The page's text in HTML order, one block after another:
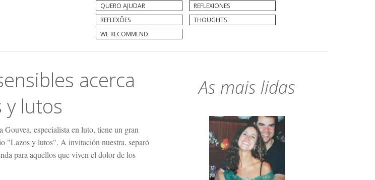
QUERO AJUDAR
REFLEXIONES
REFLEXÕES
THOUGHTS
WE RECOMMEND
acerca
y lutos
Gouvea, especialista en luto, tiene un gran
"Lazos y lutos". A invitación nuestra, separó
para aquellos que viven el dolor de los
As mais lidas